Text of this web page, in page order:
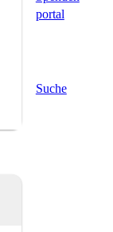
portal
Suche